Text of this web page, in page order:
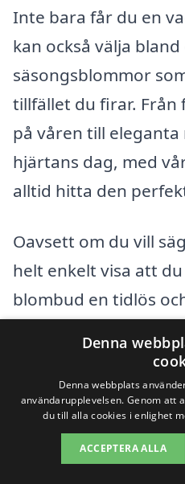
Inte bara får du en
kan också välja
säsongsblommor
tillfället du firar. Från
på våren till
hjärtans dag, med
alltid hitta den
Oavsett om du vill
helt enkelt visa att
blombud en tidlös
Genom att skicka
du inte bara att du
också att du
Så nästa gång du
uttrycka dina
Denna
Denna webbplats
användarupplevelsen. Genom att
du till alla cookies i enlighet
ACCEPTERA ALLA